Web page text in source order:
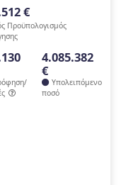
€
Προϋπολογισμός
4.085.382
€
Υπολειπόμενο
ποσό